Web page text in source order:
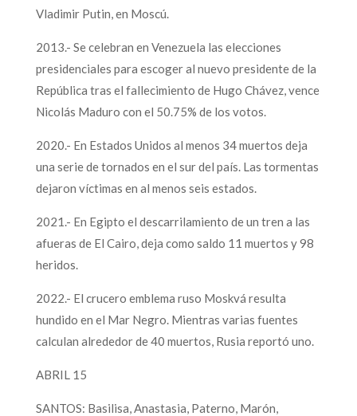
Vladimir Putin, en Moscú.
2013.- Se celebran en Venezuela las elecciones
presidenciales para escoger al nuevo presidente de la
República tras el fallecimiento de Hugo Chávez, vence
Nicolás Maduro con el 50.75% de los votos.
2020.- En Estados Unidos al menos 34 muertos deja
una serie de tornados en el sur del país. Las tormentas
dejaron víctimas en al menos seis estados.
2021.- En Egipto el descarrilamiento de un tren a las
afueras de El Cairo, deja como saldo 11 muertos y 98
heridos.
2022.- El crucero emblema ruso Moskvá resulta
hundido en el Mar Negro. Mientras varias fuentes
calculan alrededor de 40 muertos, Rusia reportó uno.
ABRIL 15
SANTOS: Basilisa, Anastasia, Paterno, Marón,